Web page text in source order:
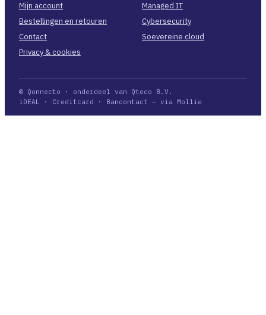
Mijn account
Bestellingen en retouren
Contact
Privacy & cookies
Managed IT
Cybersecurity
Soevereine cloud
© Qonnecto · onderdeel van Qteco B.V.
iDEAL · Creditcard · Bancontact — via Mollie